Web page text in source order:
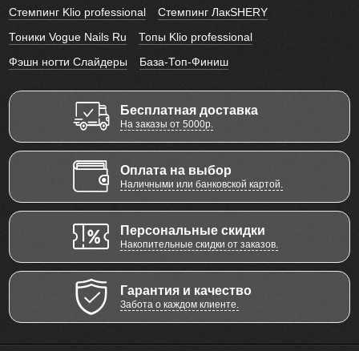
Стемпинг Klio professional
Стемпинг ЛакSHERY
Тоники Vogue Nails Ru
Топы Klio professional
Фэшн ногти Слайдеры
База-Топ-Финиш
Бесплатная доставка
На заказы от 5000р.
Оплата на выбор
Наличными или банковской картой.
Персональные скидки
Накопительные скидки от заказов.
Гарантия и качество
Забота о каждом клиенте.